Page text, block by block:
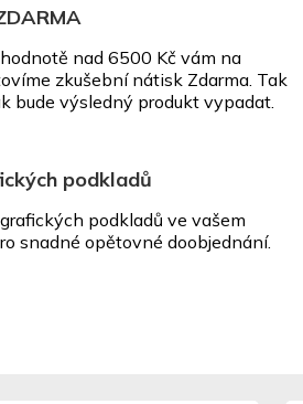
nad 6500 Kč vám na
zkušební nátisk Zdarma. Tak
bude výsledný produkt vypadat.
podkladů
podkladů ve vašem
snadné opětovné doobjednání.